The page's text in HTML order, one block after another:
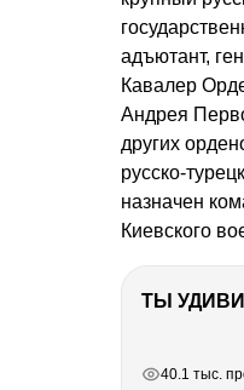
адъютант,
Кавалер
Андрея
других
русско-
назначен
Киевского
40.1 тыс.